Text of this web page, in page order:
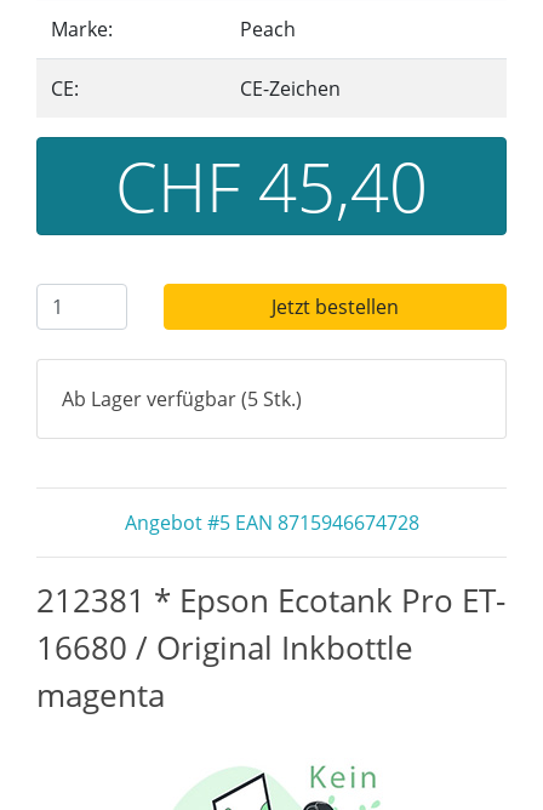
Marke: Peach
CE: CE-Zeichen
CHF 45,40
Jetzt bestellen
Ab Lager verfügbar (5 Stk.)
Angebot #5 EAN 8715946674728
212381 * Epson Ecotank Pro ET-
16680 / Original Inkbottle
magenta